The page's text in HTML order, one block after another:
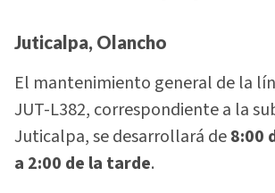
Juticalpa, Olancho
El mantenimiento general de la
JUT-L382, correspondiente a la
Juticalpa, se desarrollará de8:00
a 2:00 de la tarde.